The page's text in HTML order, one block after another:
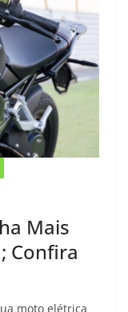
Mais
Confira
moto elétrica